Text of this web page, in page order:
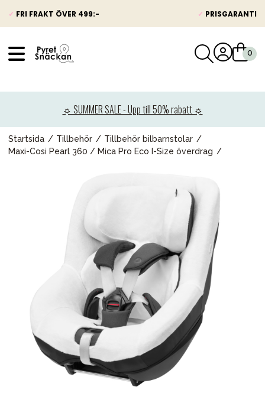
✓ FRI FRAKT ÖVER 499:- ✓ PRISGARANTI
☼ SUMMER SALE - Upp till 50% rabatt ☼
Startsida Tillbehör
Tillbehör bilbarnstolar
Maxi-Cosi Pearl 360 / Mica Pro Eco I-Size överdrag
Barnvagnar
Bilbarnstolar
Möbler & bädd
Tillbehör
Reservdelar
Kampanjer
Presenttips
Våra favoriter
Varumärken